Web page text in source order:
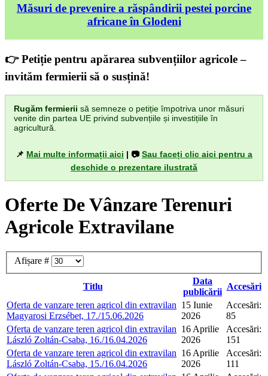
Măsuri de prevenire a răspândirii pestei porcine
africane în Glodeni
👉 Petiție pentru apărarea subvențiilor agricole –
invităm fermierii să o susțină!
Rugăm fermierii să semneze o petiție împotriva unor măsuri
venite din partea UE privind subvențiile și investițiile în
agricultură.
📌 Mai multe informații aici | 📷Sau faceți clic aici pentru a
deschide o prezentare ilustrată
Oferte De Vânzare Terenuri
Agricole Extravilane
Afișare #
Titlu
Data
publicării
Accesări
Oferta de vanzare teren agricol din extravilan
Magyarosi Erzsébet, 17./15.06.2026
15 Iunie
2026
Accesări:
85
Oferta de vanzare teren agricol din extravilan
László Zoltán-Csaba, 16./16.04.2026
16 Aprilie
2026
Accesări:
151
Oferta de vanzare teren agricol din extravilan
László Zoltán-Csaba, 15./16.04.2026
16 Aprilie
2026
Accesări:
111